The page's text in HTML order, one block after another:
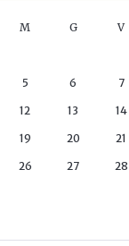
M G V
5 6 7
12 13 14
19 20 21
26 27 28